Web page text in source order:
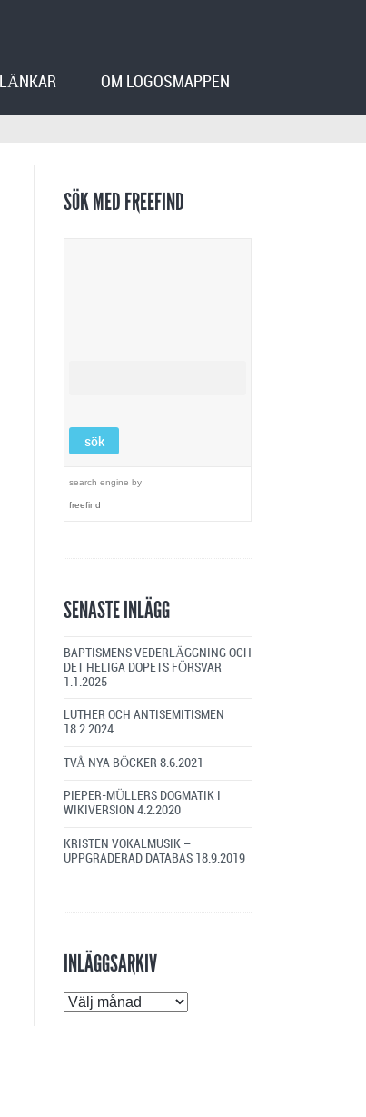
LÄNKAR OM LOGOSMAPPEN
SÖK MED FREEFIND
search engine by
freefind
SENASTE INLÄGG
BAPTISMENS VEDERLÄGGNING OCH
DET HELIGA DOPETS FÖRSVAR
1.1.2025
LUTHER OCH ANTISEMITISMEN
18.2.2024
TVÅ NYA BÖCKER 8.6.2021
PIEPER-MÜLLERS DOGMATIK I
WIKIVERSION 4.2.2020
KRISTEN VOKALMUSIK –
UPPGRADERAD DATABAS 18.9.2019
INLÄGGSARKIV
Inläggsarkiv